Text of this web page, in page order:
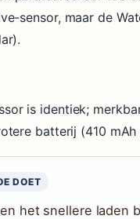
sensor, maar de
is identiek;
batterij (410
DOET
het snellere laden